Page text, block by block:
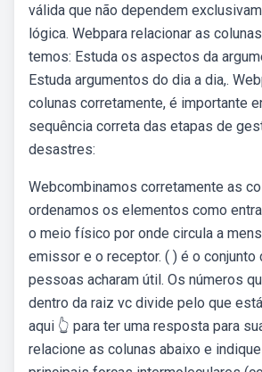
válida que não dependem
lógica. Webpara relacionar as
temos: Estuda os aspectos da
Estuda argumentos do dia a dia,.
colunas corretamente, é importante
sequência correta das etapas de
desastres:
Webcombinamos corretamente as
ordenamos os elementos como
o meio físico por onde circula a
emissor e o receptor. ( ) é o conjunto
pessoas acharam útil. Os números
dentro da raiz vc divide pelo que
aqui 👆 para ter uma resposta para
relacione as colunas abaixo e